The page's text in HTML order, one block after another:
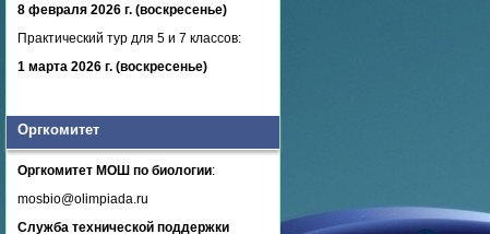
8 февраля 2026 г. (воскресенье)
Практический тур для 5 и 7 классов:
1 марта 2026 г. (воскресенье)
Оргкомитет
Оргкомитет МОШ по биологии:
mosbio@olimpiada.ru
Служба технической поддержки